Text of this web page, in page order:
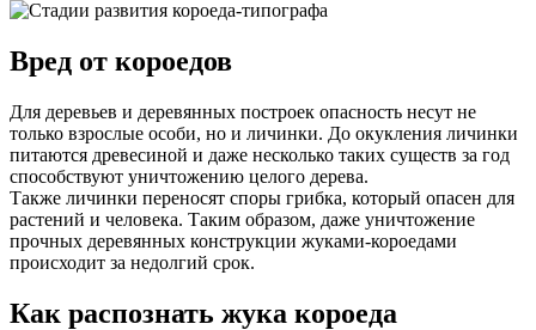
Вред от короедов
Для деревьев и деревянных построек опасность несут не
только взрослые особи, но и личинки. До окукления личинки
питаются древесиной и даже несколько таких существ за год
способствуют уничтожению целого дерева.
Также личинки переносят споры грибка, который опасен для
растений и человека. Таким образом, даже уничтожение
прочных деревянных конструкции жуками-короедами
происходит за недолгий срок.
Как распознать жука короеда